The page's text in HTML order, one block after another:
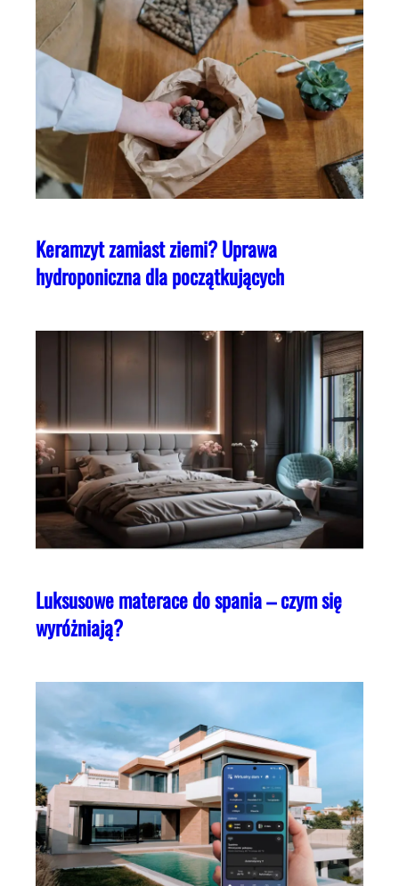
Keramzyt zamiast ziemi? Uprawa
hydroponiczna dla początkujących
Luksusowe materace do spania – czym się
wyróżniają?